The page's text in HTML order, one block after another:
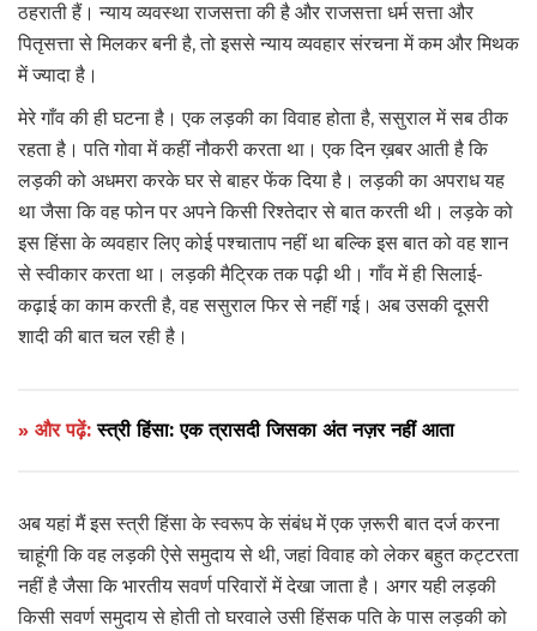
ठहराती हैं। न्याय व्यवस्था राजसत्ता की है और राजसत्ता धर्म सत्ता और
पितृसत्ता से मिलकर बनी है, तो इससे न्याय व्यवहार संरचना में कम और मिथक
में ज्यादा है।
मेरे गाँव की ही घटना है। एक लड़की का विवाह होता है, ससुराल में सब ठीक
रहता है। पति गोवा में कहीं नौकरी करता था। एक दिन ख़बर आती है कि
लड़की को अधमरा करके घर से बाहर फेंक दिया है। लड़की का अपराध यह
था जैसा कि वह फोन पर अपने किसी रिश्तेदार से बात करती थी। लड़के को
इस हिंसा के व्यवहार लिए कोई पश्चाताप नहीं था बल्कि इस बात को वह शान
से स्वीकार करता था। लड़की मैट्रिक तक पढ़ी थी। गाँव में ही सिलाई-
कढ़ाई का काम करती है, वह ससुराल फिर से नहीं गई। अब उसकी दूसरी
शादी की बात चल रही है।
» और पढ़ें:स्त्री हिंसा: एक त्रासदी जिसका अंत नज़र नहीं आता
अब यहां मैं इस स्त्री हिंसा के स्वरूप के संबंध में एक ज़रूरी बात दर्ज करना
चाहूंगी कि वह लड़की ऐसे समुदाय से थी, जहां विवाह को लेकर बहुत कट्टरता
नहीं है जैसा कि भारतीय सवर्ण परिवारों में देखा जाता है। अगर यही लड़की
किसी सवर्ण समुदाय से होती तो घरवाले उसी हिंसक पति के पास लड़की को